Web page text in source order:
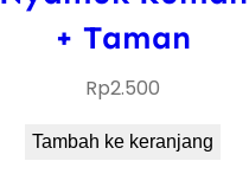
+ Taman
Rp2.500
Tambah ke keranjang